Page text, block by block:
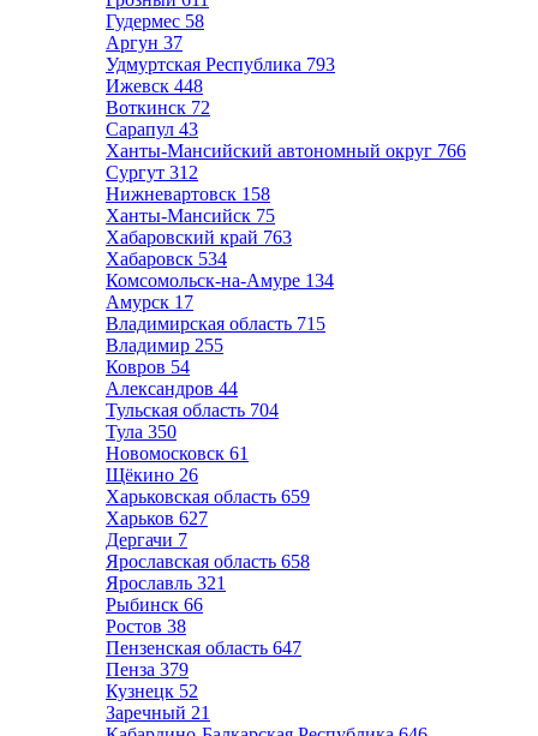
Гудермес 58
Аргун 37
Удмуртская Республика 793
Ижевск 448
Воткинск 72
Сарапул 43
Ханты-Мансийский автономный округ 766
Сургут 312
Нижневартовск 158
Ханты-Мансийск 75
Хабаровский край 763
Хабаровск 534
Комсомольск-на-Амуре 134
Амурск 17
Владимирская область 715
Владимир 255
Ковров 54
Александров 44
Тульская область 704
Тула 350
Новомосковск 61
Щёкино 26
Харьковская область 659
Харьков 627
Дергачи 7
Ярославская область 658
Ярославль 321
Рыбинск 66
Ростов 38
Пензенская область 647
Пенза 379
Кузнецк 52
Заречный 21